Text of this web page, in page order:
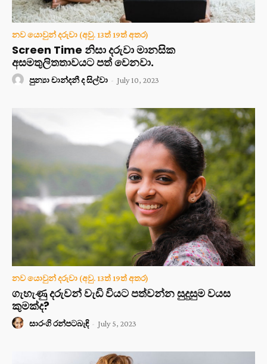
නව යොවුන් දරුවා (අවු. 13ත් 19ත් අතර)
Screen Time නිසා දරුවා මානසික
අසමතුලිතතාවයට පත් වෙනවා.
පුන්‍යා චාන්දනී ද සිල්වා - July 10, 2023
නව යොවුන් දරුවා (අවු. 13ත් 19ත් අතර)
ගැහැණු දරුවන් වැඩි වියට පත්වන්න සුදුසුම වයස
කුමක්ද?
සාරංගි රන්පටබැඳි - July 5, 2023